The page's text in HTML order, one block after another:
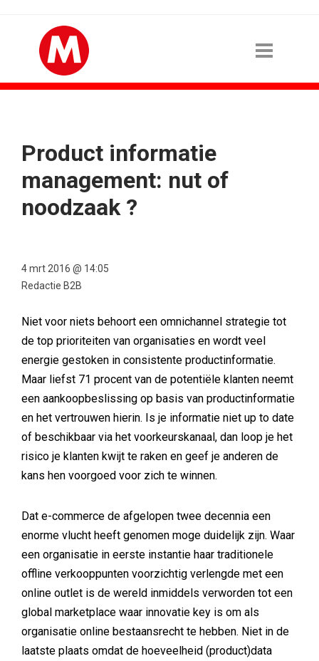
Product informatie
management: nut of
noodzaak ?
4 mrt 2016 @ 14:05
Redactie B2B
Niet voor niets behoort een omnichannel strategie tot
de top prioriteiten van organisaties en wordt veel
energie gestoken in consistente productinformatie.
Maar liefst 71 procent van de potentiële klanten neemt
een aankoopbeslissing op basis van productinformatie
en het vertrouwen hierin. Is je informatie niet up to date
of beschikbaar via het voorkeurskanaal, dan loop je het
risico je klanten kwijt te raken en geef je anderen de
kans hen voorgoed voor zich te winnen.
Dat e-commerce de afgelopen twee decennia een
enorme vlucht heeft genomen moge duidelijk zijn. Waar
een organisatie in eerste instantie haar traditionele
offline verkooppunten voorzichtig verlengde met een
online outlet is de wereld inmiddels verworden tot een
global marketplace waar innovatie key is om als
organisatie online bestaansrecht te hebben. Niet in de
laatste plaats omdat de hoeveelheid (product)data